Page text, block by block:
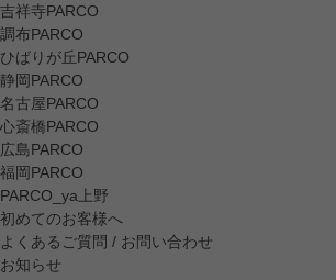
吉祥寺PARCO
調布PARCO
ひばりが丘PARCO
静岡PARCO
名古屋PARCO
心斎橋PARCO
広島PARCO
福岡PARCO
PARCO_ya上野
初めてのお客様へ
よくあるご質問 / お問い合わせ
お知らせ